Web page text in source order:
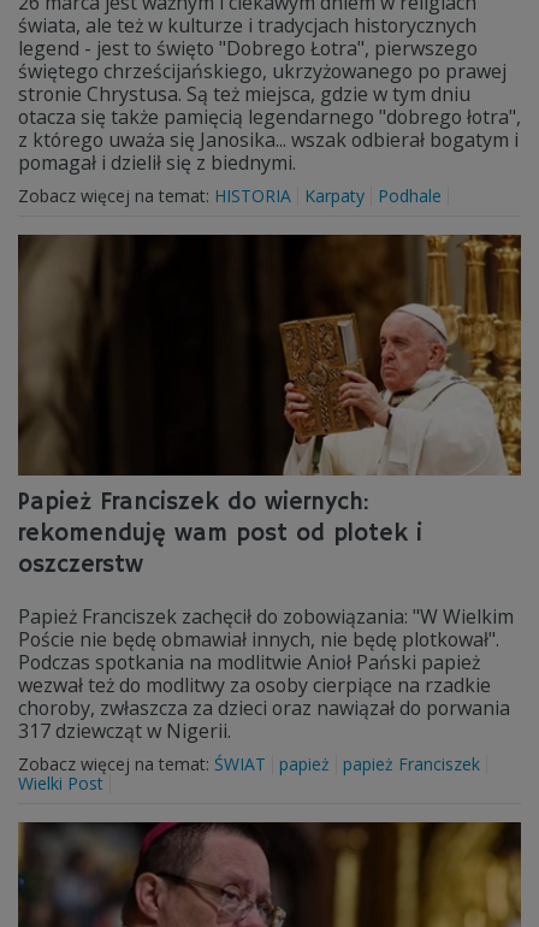
świata, ale też w kulturze i tradycjach historycznych
legend - jest to święto "Dobrego Łotra", pierwszego
świętego chrześcijańskiego, ukrzyżowanego po prawej
stronie Chrystusa. Są też miejsca, gdzie w tym dniu
otacza się także pamięcią legendarnego "dobrego łotra",
z którego uważa się Janosika... wszak odbierał bogatym i
pomagał i dzielił się z biednymi.
Zobacz więcej na temat: HISTORIA Karpaty Podhale
Papież Franciszek do wiernych:
rekomenduję wam post od plotek i
oszczerstw
Papież Franciszek zachęcił do zobowiązania: "W Wielkim
Poście nie będę obmawiał innych, nie będę plotkował".
Podczas spotkania na modlitwie Anioł Pański papież
wezwał też do modlitwy za osoby cierpiące na rzadkie
choroby, zwłaszcza za dzieci oraz nawiązał do porwania
317 dziewcząt w Nigerii.
Zobacz więcej na temat: ŚWIAT papież
papież Franciszek
Wielki Post